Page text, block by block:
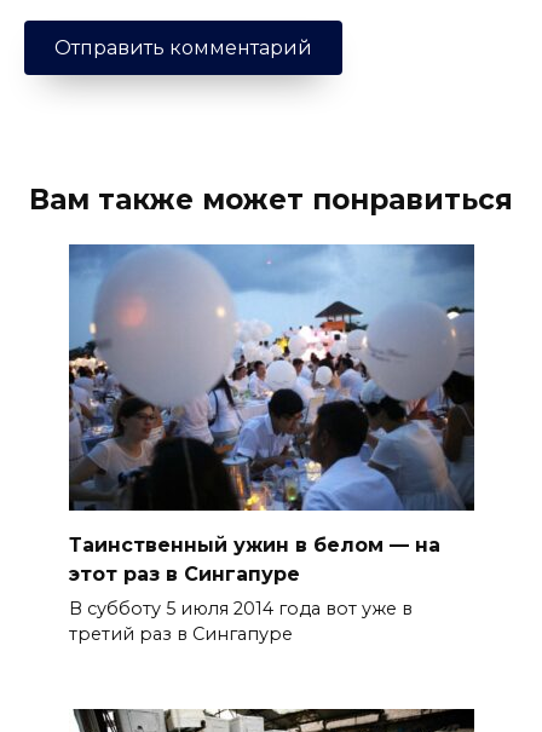
Вам также может понравиться
Таинственный ужин в белом — на
этот раз в Сингапуре
В субботу 5 июля 2014 года вот уже в
третий раз в Сингапуре